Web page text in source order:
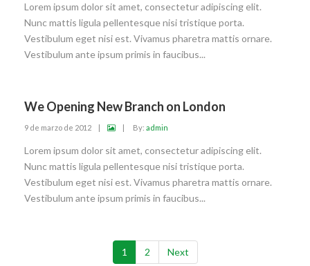
Lorem ipsum dolor sit amet, consectetur adipiscing elit.
Nunc mattis ligula pellentesque nisi tristique porta.
Vestibulum eget nisi est. Vivamus pharetra mattis ornare.
Vestibulum ante ipsum primis in faucibus...
We Opening New Branch on London
9 de marzo de 2012 | | By: admin
Lorem ipsum dolor sit amet, consectetur adipiscing elit.
Nunc mattis ligula pellentesque nisi tristique porta.
Vestibulum eget nisi est. Vivamus pharetra mattis ornare.
Vestibulum ante ipsum primis in faucibus...
1 2 Next